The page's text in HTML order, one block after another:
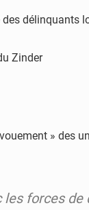
délinquants
» des
forces